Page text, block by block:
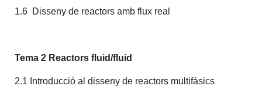
1.6 Disseny de reactors amb flux real
Tema 2 Reactors fluid/fluid
2.1 Introducció al disseny de reactors multifàsics